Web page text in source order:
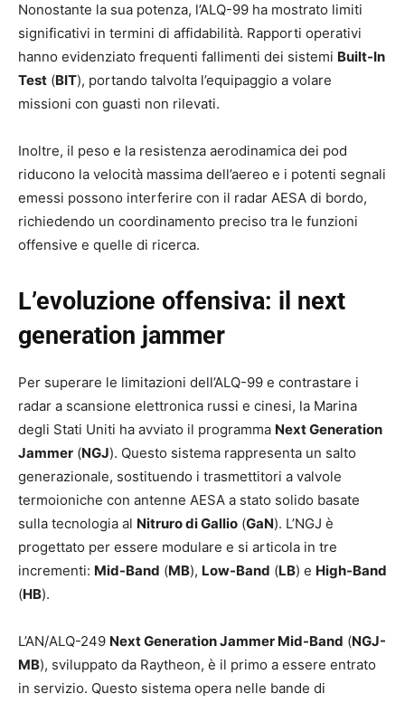
Nonostante la sua potenza, l’ALQ-99 ha mostrato limiti
significativi in termini di affidabilità. Rapporti operativi
hanno evidenziato frequenti fallimenti dei sistemi Built-In
Test (BIT), portando talvolta l’equipaggio a volare
missioni con guasti non rilevati.
Inoltre, il peso e la resistenza aerodinamica dei pod
riducono la velocità massima dell’aereo e i potenti segnali
emessi possono interferire con il radar AESA di bordo,
richiedendo un coordinamento preciso tra le funzioni
offensive e quelle di ricerca.
L’evoluzione offensiva: il next
generation jammer
Per superare le limitazioni dell’ALQ-99 e contrastare i
radar a scansione elettronica russi e cinesi, la Marina
degli Stati Uniti ha avviato il programma Next Generation
Jammer (NGJ). Questo sistema rappresenta un salto
generazionale, sostituendo i trasmettitori a valvole
termoioniche con antenne AESA a stato solido basate
sulla tecnologia al Nitruro di Gallio (GaN). L’NGJ è
progettato per essere modulare e si articola in tre
incrementi: Mid-Band (MB), Low-Band (LB) e High-Band
(HB).
L’AN/ALQ-249 Next Generation Jammer Mid-Band (NGJ-
MB), sviluppato da Raytheon, è il primo a essere entrato
in servizio. Questo sistema opera nelle bande di